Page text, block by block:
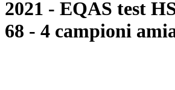
2021 - EQAS test
68 - 4 campioni